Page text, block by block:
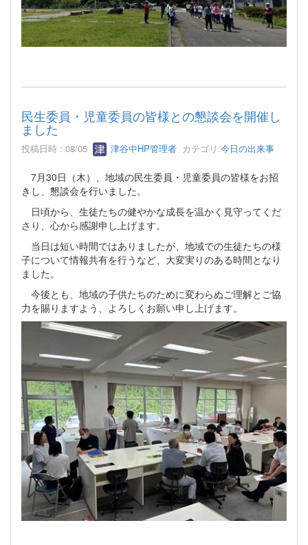
民生委員・児童委員の皆様との懇談会を開催し
ました
投稿日時 : 08/05 津谷中HP管理者 カテゴリ:今日の出来事
7月30日（木）、地域の民生委員・児童委員の皆様をお招
きし、懇談会を行いました。
日頃から、生徒たちの健やかな成長を温かく見守ってくだ
さり、心から感謝申し上げます。
当日は短い時間ではありましたが、地域での生徒たちの様
子について情報共有を行うなど、大変実りのある時間となり
ました。
今後とも、地域の子供たちのために変わらぬご理解とご協
力を賜りますよう、よろしくお願い申し上げます。